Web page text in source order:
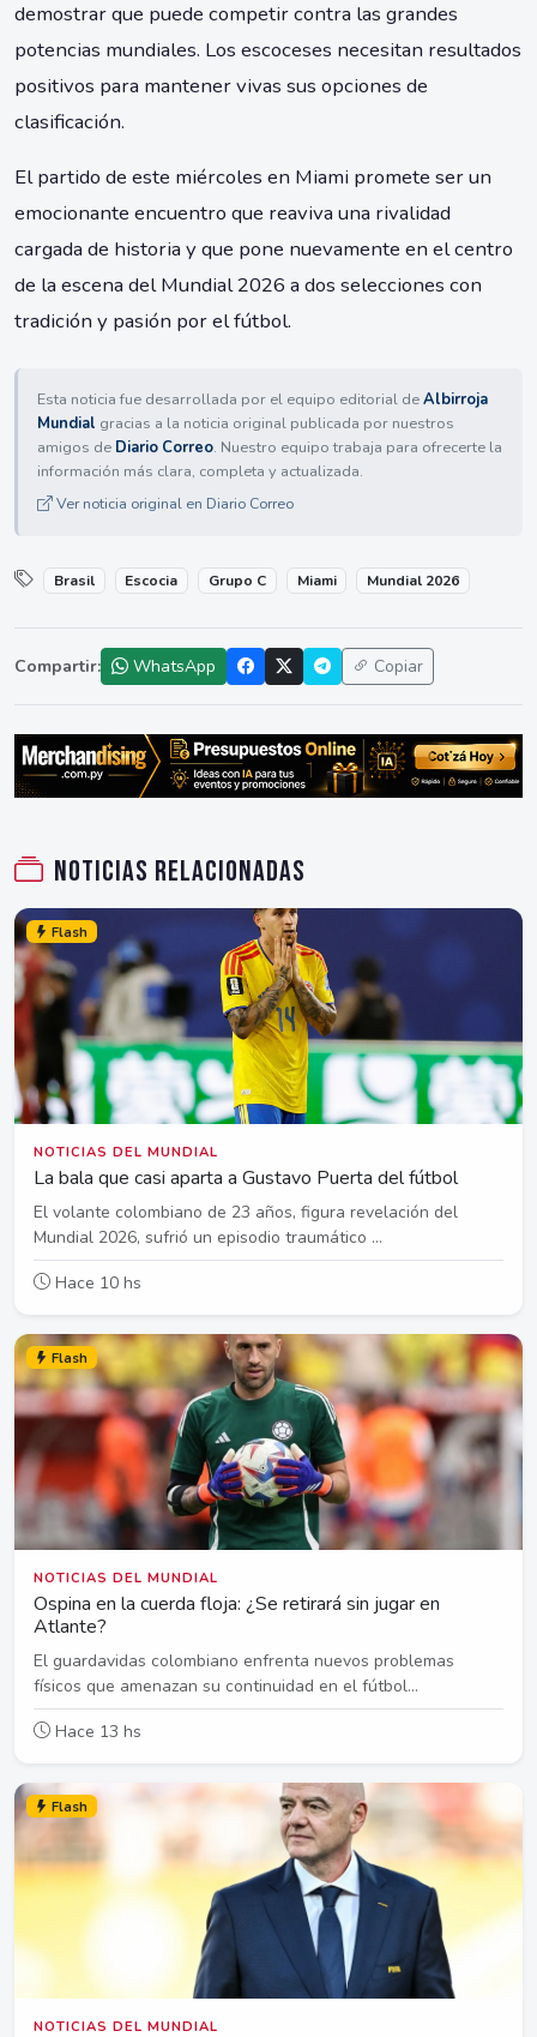
demostrar que puede competir contra las grandes
potencias mundiales. Los escoceses necesitan resultados
positivos para mantener vivas sus opciones de
clasificación.
El partido de este miércoles en Miami promete ser un
emocionante encuentro que reaviva una rivalidad
cargada de historia y que pone nuevamente en el centro
de la escena del Mundial 2026 a dos selecciones con
tradición y pasión por el fútbol.
Esta noticia fue desarrollada por el equipo editorial deAlbirroja
Mundial gracias a la noticia original publicada por nuestros
amigos de Diario Correo. Nuestro equipo trabaja para ofrecerte la
información más clara, completa y actualizada.
Ver noticia original en Diario Correo
Brasil Escocia Grupo C Miami Mundial 2026
Compartir: WhatsApp Copiar
Noticias relacionadas
Flash
NOTICIAS DEL MUNDIAL
La bala que casi aparta a Gustavo Puerta del fútbol
El volante colombiano de 23 años, figura revelación del
Mundial 2026, sufrió un episodio traumático ...
Hace 10 hs
Flash
NOTICIAS DEL MUNDIAL
Ospina en la cuerda floja: ¿Se retirará sin jugar en
Atlante?
El guardavidas colombiano enfrenta nuevos problemas
físicos que amenazan su continuidad en el fútbol...
Hace 13 hs
Flash
NOTICIAS DEL MUNDIAL